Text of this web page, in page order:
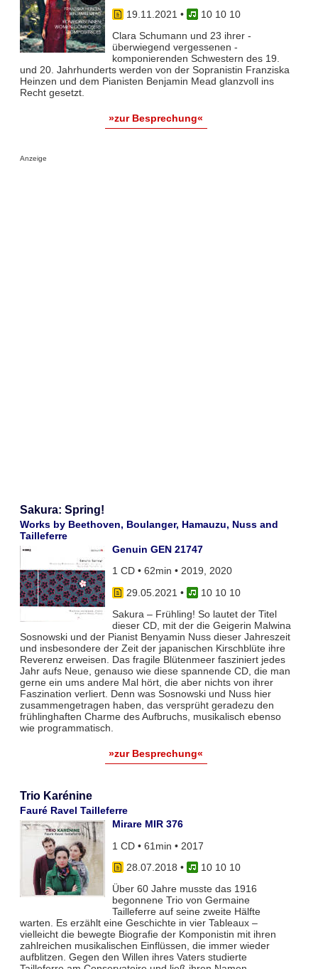
19.11.2021 •
10 10 10
Clara Schumann und 23 ihrer -
überwiegend vergessenen -
komponierenden Schwestern des 19.
und 20. Jahrhunderts werden von der Sopranistin Franziska
Heinzen und dem Pianisten Benjamin Mead glanzvoll ins
Recht gesetzt.
»zur Besprechung«
Anzeige
Sakura: Spring!
Works by Beethoven, Boulanger, Hamauzu, Nuss and
Tailleferre
Genuin GEN 21747
1 CD • 62min • 2019, 2020
29.05.2021 •
10 10 10
Sakura – Frühling! So lautet der Titel
dieser CD, mit der die Geigerin Malwina
Sosnowski und der Pianist Benyamin Nuss dieser Jahreszeit
und insbesondere der Zeit der japanischen Kirschblüte ihre
Reverenz erweisen. Das fragile Blütenmeer fasziniert jedes
Jahr aufs Neue, genauso wie diese spannende CD, die man
gerne ein ums andere Mal hört, die aber nichts von ihrer
Faszination verliert. Denn was Sosnowski und Nuss hier
zusammengetragen haben, das versprüht geradezu den
frühlinghaften Charme des Aufbruchs, musikalisch ebenso
wie programmatisch.
»zur Besprechung«
Trio Karénine
Fauré Ravel Tailleferre
Mirare MIR 376
1 CD • 61min • 2017
28.07.2018 •
10 10 10
Über 60 Jahre musste das 1916
begonnene Trio von Germaine
Tailleferre auf seine zweite Hälfte
warten. Es erzählt eine Geschichte in vier Tableaux –
vielleicht die bewegte Biografie der Komponistin mit ihren
zahlreichen musikalischen Einflüssen, die immer wieder
aufblitzen. Gegen den Willen ihres Vaters studierte